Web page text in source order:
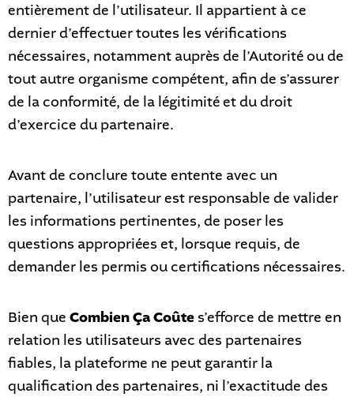
entièrement de l’utilisateur. Il appartient à ce
dernier d’effectuer toutes les vérifications
nécessaires, notamment auprès de l’Autorité ou de
tout autre organisme compétent, afin de s’assurer
de la conformité, de la légitimité et du droit
d’exercice du partenaire.
Avant de conclure toute entente avec un
partenaire, l’utilisateur est responsable de valider
les informations pertinentes, de poser les
questions appropriées et, lorsque requis, de
demander les permis ou certifications nécessaires.
Bien que Combien Ça Coûte s’efforce de mettre en
relation les utilisateurs avec des partenaires
fiables, la plateforme ne peut garantir la
qualification des partenaires, ni l’exactitude des